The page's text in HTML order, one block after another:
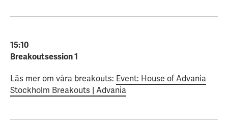
15:10
Breakoutsession 1
Läs mer om våra breakouts: Event: House of Advania
Stockholm Breakouts | Advania